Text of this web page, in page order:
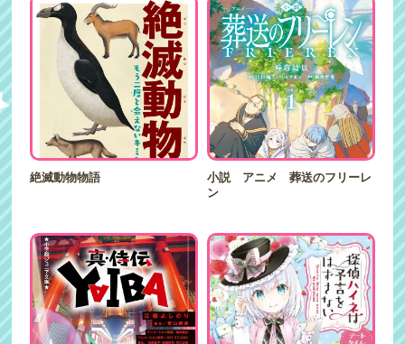
絶滅動物物語
小説 アニメ 葬送のフリーレ
ン